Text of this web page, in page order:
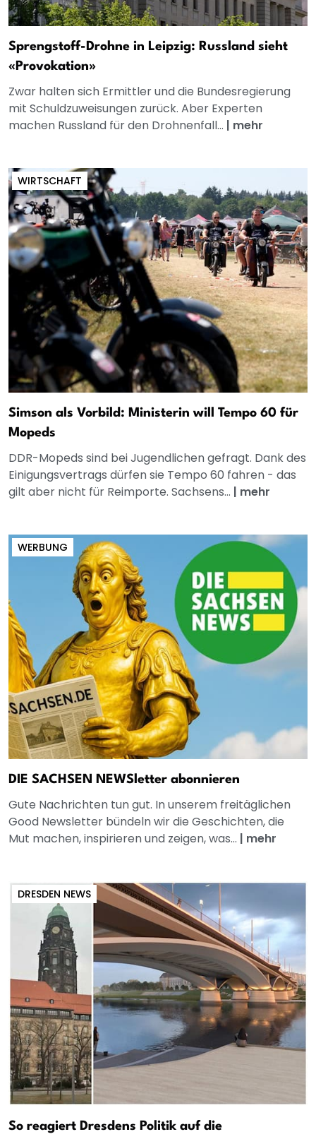
Sprengstoff-Drohne in Leipzig: Russland sieht
«Provokation»
Zwar halten sich Ermittler und die Bundesregierung
mit Schuldzuweisungen zurück. Aber Experten
machen Russland für den Drohnenfall... | mehr
WIRTSCHAFT
Simson als Vorbild: Ministerin will Tempo 60 für
Mopeds
DDR-Mopeds sind bei Jugendlichen gefragt. Dank des
Einigungsvertrags dürfen sie Tempo 60 fahren - das
gilt aber nicht für Reimporte. Sachsens... | mehr
WERBUNG
DIE SACHSEN NEWSletter abonnieren
Gute Nachrichten tun gut. In unserem freitäglichen
Good Newsletter bündeln wir die Geschichten, die
Mut machen, inspirieren und zeigen, was... | mehr
DRESDEN NEWS
So reagiert Dresdens Politik auf die